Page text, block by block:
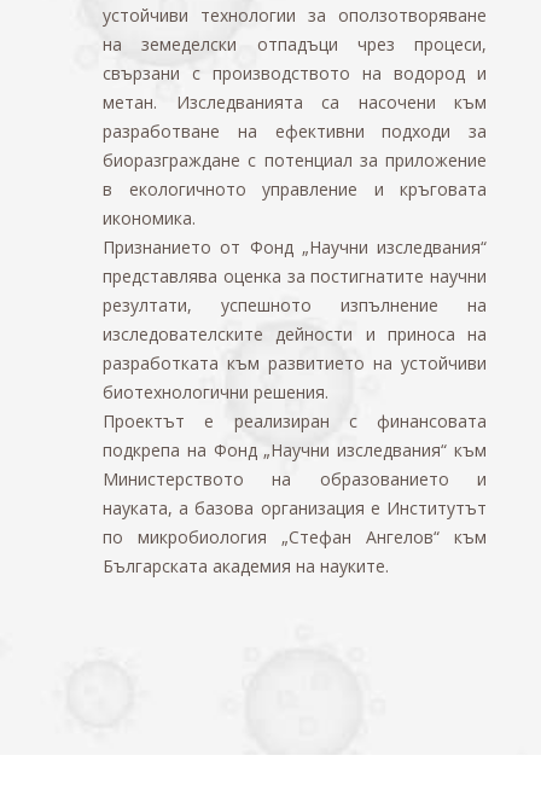
устойчиви технологии за оползотворяване
на земеделски отпадъци чрез процеси,
свързани с производството на водород и
метан. Изследванията са насочени към
разработване на ефективни подходи за
биоразграждане с потенциал за приложение
в екологичното управление и кръговата
икономика.
Признанието от Фонд „Научни изследвания“
представлява оценка за постигнатите научни
резултати, успешното изпълнение на
изследователските дейности и приноса на
разработката към развитието на устойчиви
биотехнологични решения.
Проектът е реализиран с финансовата
подкрепа на Фонд „Научни изследвания“ към
Министерството на образованието и
науката, а базова организация е Институтът
по микробиология „Стефан Ангелов“ към
Българската академия на науките.